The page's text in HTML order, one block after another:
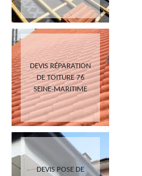
DEVIS RÉPARATION
DE TOITURE 76
SEINE-MARITIME
DEVIS POSE DE